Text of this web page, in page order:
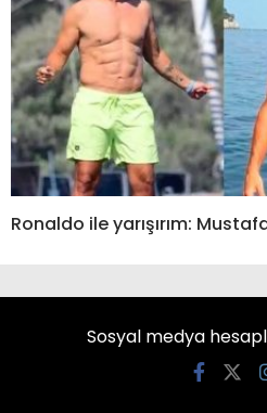
Ronaldo ile yarışırım:
Sosyal medya